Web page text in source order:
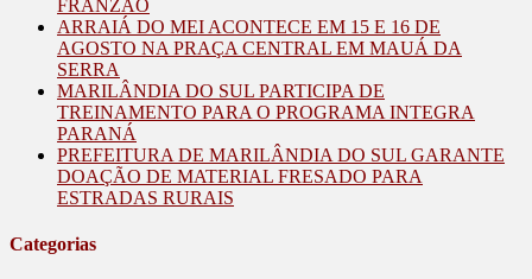
FRANZÃO
ARRAIÁ DO MEI ACONTECE EM 15 E 16 DE
AGOSTO NA PRAÇA CENTRAL EM MAUÁ DA
SERRA
MARILÂNDIA DO SUL PARTICIPA DE
TREINAMENTO PARA O PROGRAMA INTEGRA
PARANÁ
PREFEITURA DE MARILÂNDIA DO SUL GARANTE
DOAÇÃO DE MATERIAL FRESADO PARA
ESTRADAS RURAIS
Categorias